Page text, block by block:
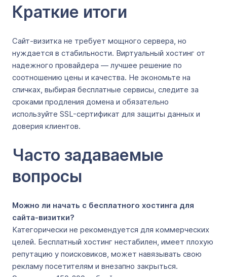
Краткие итоги
Сайт-визитка не требует мощного сервера, но
нуждается в стабильности. Виртуальный хостинг от
надежного провайдера — лучшее решение по
соотношению цены и качества. Не экономьте на
спичках, выбирая бесплатные сервисы, следите за
сроками продления домена и обязательно
используйте SSL-сертификат для защиты данных и
доверия клиентов.
Часто задаваемые
вопросы
Можно ли начать с бесплатного хостинга для
сайта-визитки?
Категорически не рекомендуется для коммерческих
целей. Бесплатный хостинг нестабилен, имеет плохую
репутацию у поисковиков, может навязывать свою
рекламу посетителям и внезапно закрыться.